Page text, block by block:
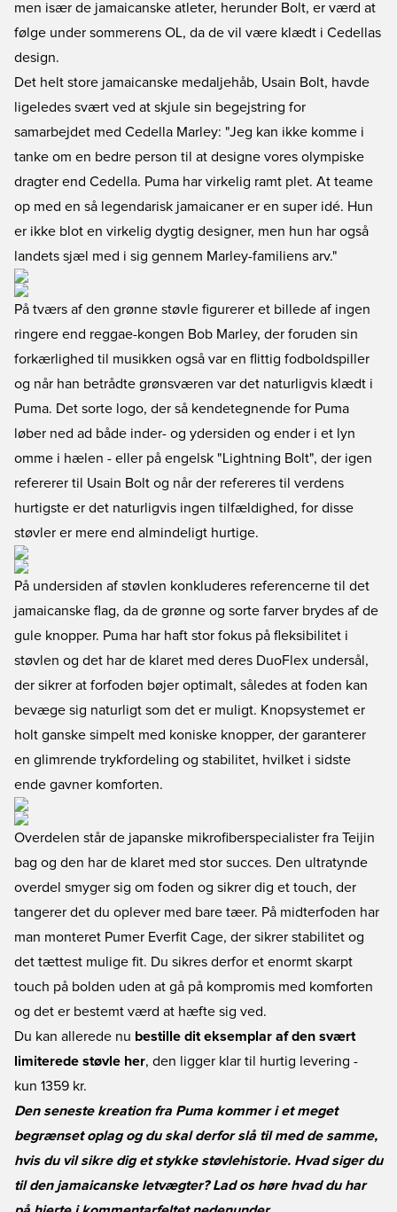
men især de jamaicanske atleter, herunder Bolt, er værd at
følge under sommerens OL, da de vil være klædt i Cedellas
design.
Det helt store jamaicanske medaljehåb, Usain Bolt, havde
ligeledes svært ved at skjule sin begejstring for
samarbejdet med Cedella Marley: "Jeg kan ikke komme i
tanke om en bedre person til at designe vores olympiske
dragter end Cedella. Puma har virkelig ramt plet. At teame
op med en så legendarisk jamaicaner er en super idé. Hun
er ikke blot en virkelig dygtig designer, men hun har også
landets sjæl med i sig gennem Marley-familiens arv."
På tværs af den grønne støvle figurerer et billede af ingen
ringere end reggae-kongen Bob Marley, der foruden sin
forkærlighed til musikken også var en flittig fodboldspiller
og når han betrådte grønsværen var det naturligvis klædt i
Puma. Det sorte logo, der så kendetegnende for Puma
løber ned ad både inder- og ydersiden og ender i et lyn
omme i hælen - eller på engelsk "Lightning Bolt", der igen
refererer til Usain Bolt og når der refereres til verdens
hurtigste er det naturligvis ingen tilfældighed, for disse
støvler er mere end almindeligt hurtige.
På undersiden af støvlen konkluderes referencerne til det
jamaicanske flag, da de grønne og sorte farver brydes af de
gule knopper. Puma har haft stor fokus på fleksibilitet i
støvlen og det har de klaret med deres DuoFlex undersål,
der sikrer at forfoden bøjer optimalt, således at foden kan
bevæge sig naturligt som det er muligt. Knopsystemet er
holt ganske simpelt med koniske knopper, der garanterer
en glimrende trykfordeling og stabilitet, hvilket i sidste
ende gavner komforten.
Overdelen står de japanske mikrofiberspecialister fra Teijin
bag og den har de klaret med stor succes. Den ultratynde
overdel smyger sig om foden og sikrer dig et touch, der
tangerer det du oplever med bare tæer. På midterfoden har
man monteret Pumer Everfit Cage, der sikrer stabilitet og
det tættest mulige fit. Du sikres derfor et enormt skarpt
touch på bolden uden at gå på kompromis med komforten
og det er bestemt værd at hæfte sig ved.
Du kan allerede nu bestille dit eksemplar af den svært
limiterede støvle her, den ligger klar til hurtig levering -
kun 1359 kr.
Den seneste kreation fra Puma kommer i et meget
begrænset oplag og du skal derfor slå til med de samme,
hvis du vil sikre dig et stykke støvlehistorie. Hvad siger du
til den jamaicanske letvægter? Lad os høre hvad du har